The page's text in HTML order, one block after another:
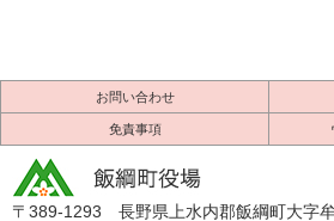
お問い合わせ
免責事項
〒389-1293 長野県上水内郡飯綱町大字